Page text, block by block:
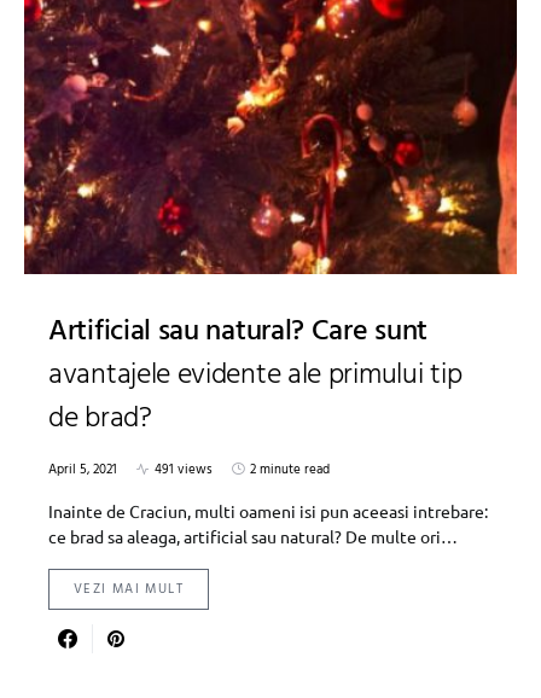
Artificial sau natural? Care sunt
avantajele evidente ale primului tip
de brad?
April 5, 2021 491 views
2 minute read
Inainte de Craciun, multi oameni isi pun aceeasi intrebare:
ce brad sa aleaga, artificial sau natural? De multe ori…
VEZI MAI MULT